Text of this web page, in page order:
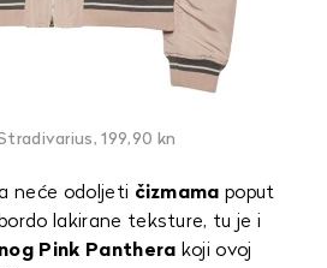
199,90 kn
neće odoljeti čizmama poput
lakirane teksture, tu je i
Pink Panthera koji ovoj